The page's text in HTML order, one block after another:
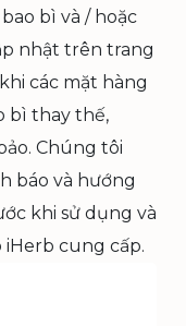
bì và / hoặc
nhật trên trang
các mặt hàng
bì thay thế,
Chúng tôi
báo và hướng
khi sử dụng và
cung cấp.